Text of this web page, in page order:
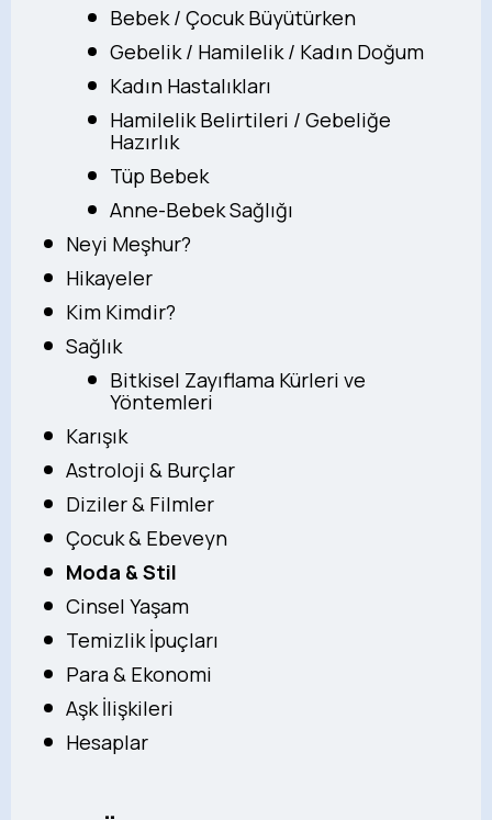
Bebek / Çocuk Büyütürken
Gebelik / Hamilelik / Kadın Doğum
Kadın Hastalıkları
Hamilelik Belirtileri / Gebeliğe
Hazırlık
Tüp Bebek
Anne-Bebek Sağlığı
Neyi Meşhur?
Hikayeler
Kim Kimdir?
Sağlık
Bitkisel Zayıflama Kürleri ve
Yöntemleri
Karışık
Astroloji & Burçlar
Diziler & Filmler
Çocuk & Ebeveyn
Moda & Stil
Cinsel Yaşam
Temizlik İpuçları
Para & Ekonomi
Aşk İlişkileri
Hesaplar